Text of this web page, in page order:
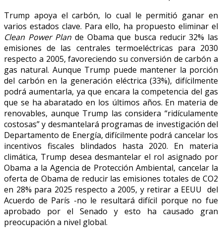
Trump apoya el carbón, lo cual le permitió ganar en
varios estados clave. Para ello, ha propuesto eliminar el
Clean Power Plan de Obama que busca reducir 32% las
emisiones de las centrales termoeléctricas para 2030
respecto a 2005, favoreciendo su conversión de carbón a
gas natural. Aunque Trump puede mantener la porción
del carbón en la generación eléctrica (33%), difícilmente
podrá aumentarla, ya que encara la competencia del gas
que se ha abaratado en los últimos años. En materia de
renovables, aunque Trump las considera “ridículamente
costosas” y desmantelará programas de investigación del
Departamento de Energía, difícilmente podrá cancelar los
incentivos fiscales blindados hasta 2020. En materia
climática, Trump desea desmantelar el rol asignado por
Obama a la Agencia de Protección Ambiental, cancelar la
oferta de Obama de reducir las emisiones totales de CO2
en 28% para 2025 respecto a 2005, y retirar a EEUU del
Acuerdo de París -no le resultará difícil porque no fue
aprobado por el Senado y esto ha causado gran
preocupación a nivel global.